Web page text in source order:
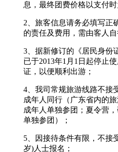
息，最终团费价格以支付时
2、旅客信息请务必填写正
的责任及费用，需由客人自
3、据新修订的《居民身份
已于2013年1月1日起停止
证，以便顺利出游；
4、我司常规旅游线路不接
成年人同行（广东省内的
成年人单独参团；夏令营
单独参团）；
5、因接待条件有限，不接
岁)人士报名；